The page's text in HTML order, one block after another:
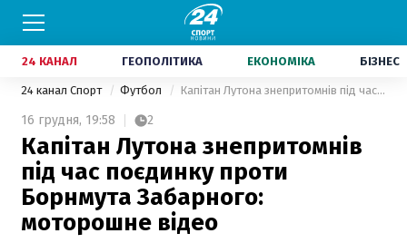
24 КАНАЛ ГЕОПОЛІТИКА ЕКОНОМІКА БІЗНЕС
24 канал Спорт Футбол Капітан Лутона знепритомнів під час поєдинку проти Борнмута Забарного: моторошне відео
16 грудня, 19:58 2
Капітан Лутона знепритомнів
під час поєдинку проти
Борнмута Забарного:
моторошне відео